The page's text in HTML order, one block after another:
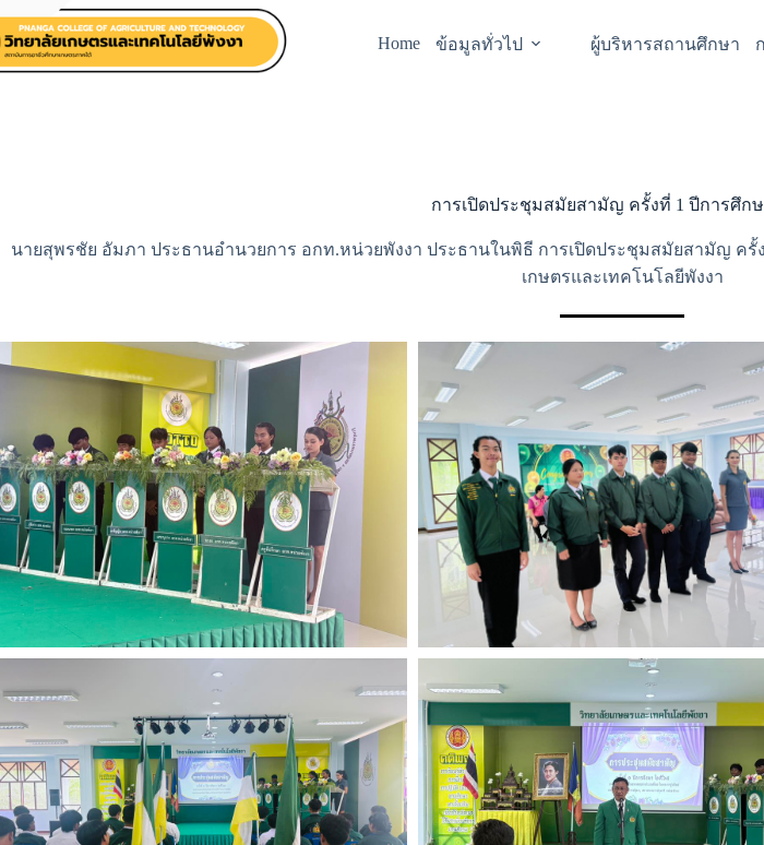
Home ข้อมูลทั่วไป ผู้บริหารสถานศึกษา
การเปิดประชุมสมัยสามัญ ครั้งที่ 1 ปีการศึกษ
นายสุพรชัย อัมภา ประธานอำนวยการ อกท.หน่วยพังงา ประธานในพิธี การเปิดประชุมสมัยสามัญ ค
เกษตรและเทคโนโลยีพังงา